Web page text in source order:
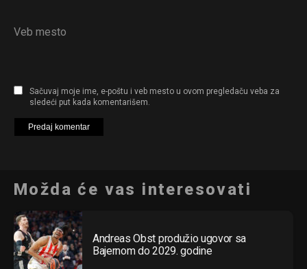
Veb mesto
Sačuvaj moje ime, e-poštu i veb mesto u ovom pregledaču veba za
sledeći put kada komentarišem.
Možda će vas interesovati
Andreas Obst produžio ugovor sa
Bajernom do 2029. godine